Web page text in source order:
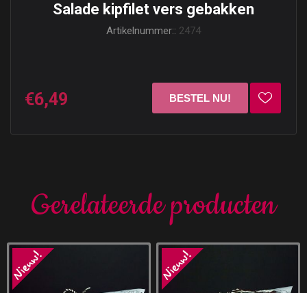
Salade kipfilet vers gebakken
Artikelnummer:: 2474
€6,49
Gerelateerde producten